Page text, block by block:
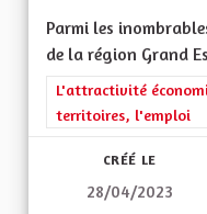
Parmi les
de la région Grand
Filtrer les résultats
L'attractivité
territoires, l'emploi
CRÉÉ LE
28/04/2023